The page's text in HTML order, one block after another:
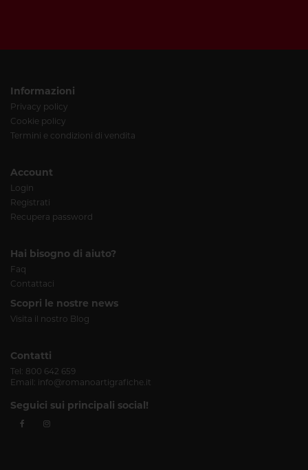
Informazioni
Privacy policy
Cookie policy
Termini e condizioni di vendita
Account
Login
Registrati
Recupera password
Hai bisogno di aiuto?
Faq
Contattaci
Scopri le nostre news
Visita il nostro Blog
Contatti
Tel: 800 642 659
Email: info@romanoartigrafiche.it
Seguici sui principali social!